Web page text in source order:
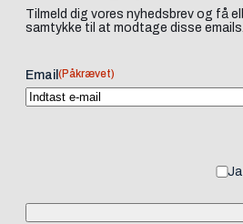
Tilmeld dig vores nyhedsbrev og få
samtykke til at modtage disse
Email (Påkrævet)